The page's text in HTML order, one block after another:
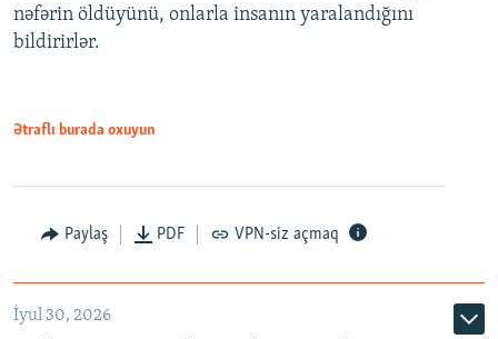
nəfərin öldüyünü, onlarla insanın yaralandığını
bildirirlər.
Ətraflı burada oxuyun
Paylaş PDF VPN-siz açmaq
İyul 30, 2026